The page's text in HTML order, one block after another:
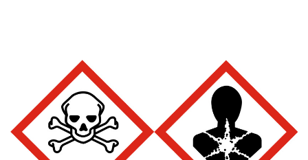
MATÉRIEL
DOCUMENTATION
+33
476